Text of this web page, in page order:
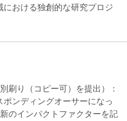
おける独創的な研究プロジ
刷り（コピー可）を提出）：
ンディングオーサーになっ
のインパクトファクターを記